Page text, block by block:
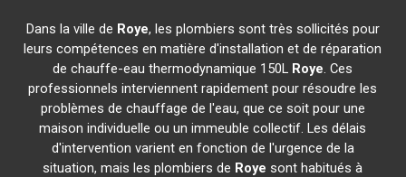
Dans la ville de Roye, les plombiers sont très sollicités pour
leurs compétences en matière d'installation et de réparation
de chauffe-eau thermodynamique 150L Roye. Ces
professionnels interviennent rapidement pour résoudre les
problèmes de chauffage de l'eau, que ce soit pour une
maison individuelle ou un immeuble collectif. Les délais
d'intervention varient en fonction de l'urgence de la
situation, mais les plombiers de Roye sont habitués à